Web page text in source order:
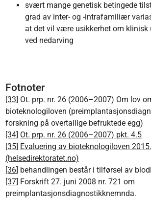
svært mange genetisk betingede
grad av inter- og -intrafamiliær
at det vil være usikkerhet om
ved nedarving
Fotnoter
[33] Ot. prp. nr. 26 (2006–2007) Om lov
bioteknologiloven
forskning på overtallige befruktede egg)
[34] Ot. prp. nr. 26 (2006–2007) pkt. 4.5
[35] Evaluering av bioteknologiloven
(helsedirektoratet.no)
[36] behandlingen består i tilførsel av
[37] Forskrift 27. juni 2008 nr. 721 om
preimplantasjonsdiagnostikknemnda.